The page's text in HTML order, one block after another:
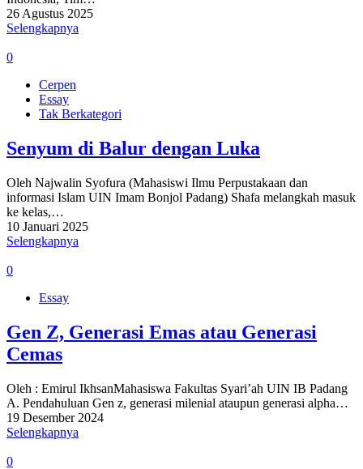
26 Agustus 2025
Selengkapnya
0
Cerpen
Essay
Tak Berkategori
Senyum di Balur dengan Luka
Oleh Najwalin Syofura (Mahasiswi Ilmu Perpustakaan dan
informasi Islam UIN Imam Bonjol Padang) Shafa melangkah masuk
ke kelas,…
10 Januari 2025
Selengkapnya
0
Essay
Gen Z, Generasi Emas atau Generasi
Cemas
Oleh : Emirul IkhsanMahasiswa Fakultas Syari’ah UIN IB Padang
A. Pendahuluan Gen z, generasi milenial ataupun generasi alpha…
19 Desember 2024
Selengkapnya
0